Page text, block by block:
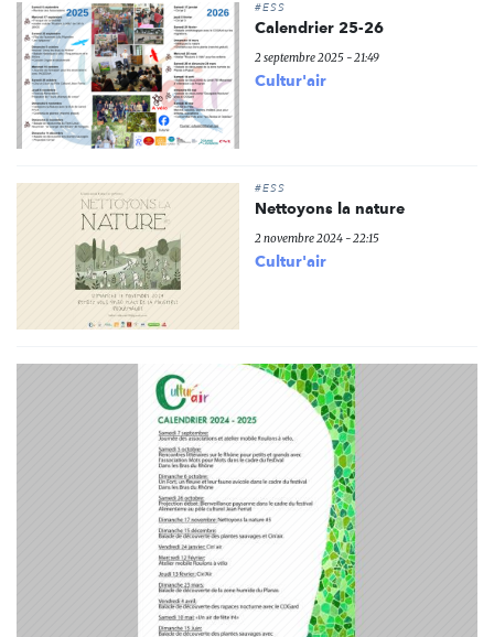
#ESS
Calendrier 25-26
2 septembre 2025 - 21:49
Cultur'air
#ESS
Nettoyons la nature
2 novembre 2024 - 22:15
Cultur'air